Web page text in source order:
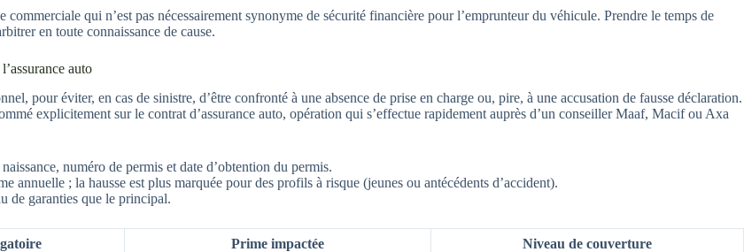
qui n’est pas nécessairement synonyme de sécurité financière pour l’emprunteur du véhicule. Prendre le temps de
en toute connaissance de cause.
auto
pour éviter, en cas de sinistre, d’être confronté à une absence de prise en charge ou, pire, à une accusation de fausse déclaration.
explicitement sur le contrat d’assurance auto, opération qui s’effectue rapidement auprès d’un conseiller Maaf, Macif ou Axa
numéro de permis et date d’obtention du permis.
annuelle ; la hausse est plus marquée pour des profils à risque (jeunes ou antécédents d’accident).
de garanties que le principal.
Prime impactée Niveau de couverture